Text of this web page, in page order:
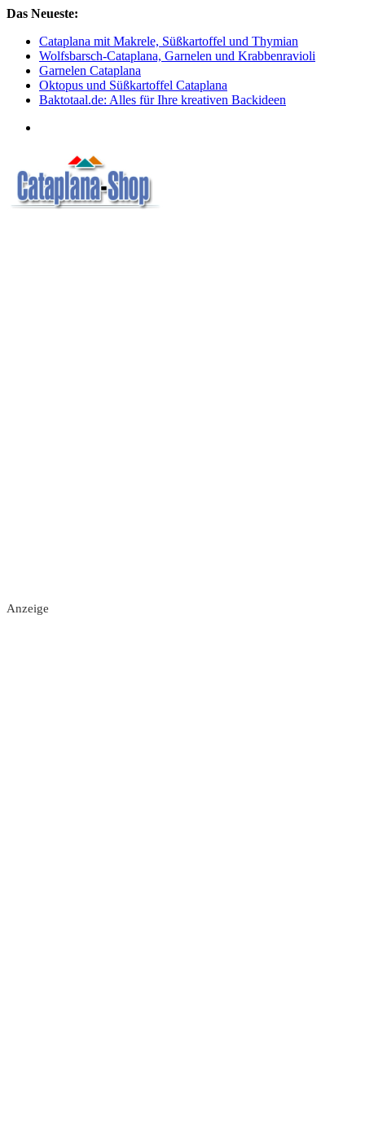
Skip
content
Das Neueste:
Cataplana mit Makrele, Süßkartoffel und Thymian
Wolfsbarsch-Cataplana, Garnelen und Krabbenravioli
Garnelen Cataplana
Oktopus und Süßkartoffel Cataplana
Baktotaal.de: Alles für Ihre kreativen Backideen
Anzeige